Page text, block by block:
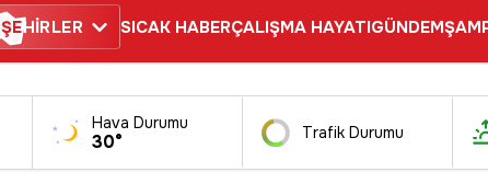
ŞEHİRLER SICAK HABERÇALIŞMA HAYATIGÜNDEM
Hava Durumu
30° Trafik Durumu